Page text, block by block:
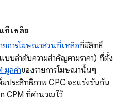
ที่เหลือ
ยการโฆษณาส่วนที่เหลือที่มีสิทธิ์
บลําดับความสําคัญตามราคา) ที่ตั้ง
มูลค่าของรายการโฆษณานั้นๆ
ประสิทธิภาพ CPC จะแข่งขันกัน
CPM ที่คํานวณไว้